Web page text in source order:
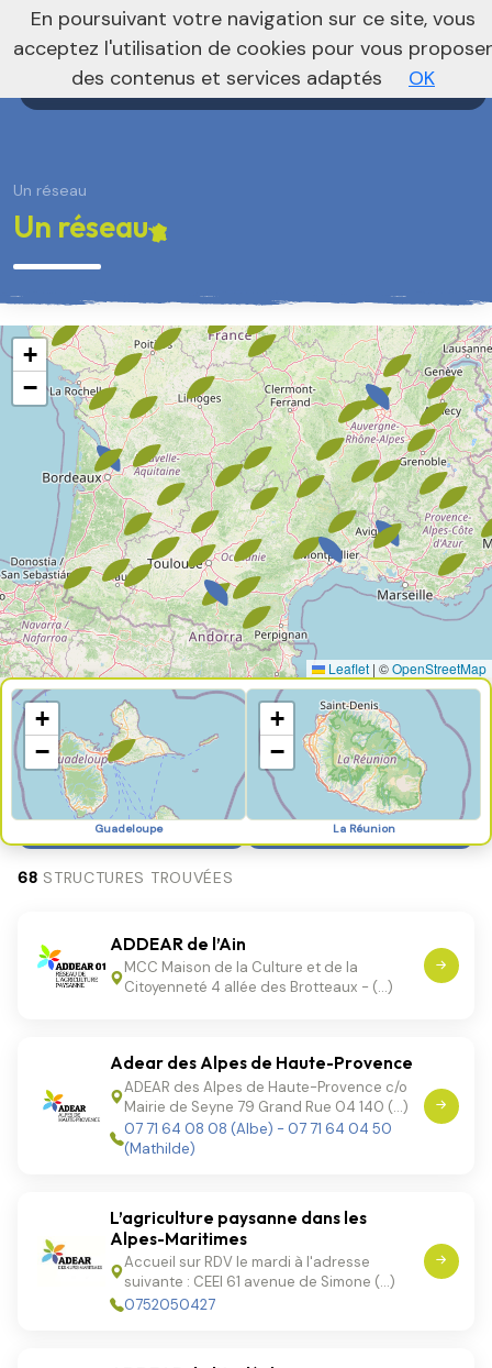
AgendaAnnoncesActualités
nivo_2026: 1
Un réseau
Un réseau
+
−
Leaflet | ©OpenStreetMap
+
−
Guadeloupe
+
−
La Réunion
Structures
régionales
Structures
départementales
Sélectionner ma région Sélectionner un
68 STRUCTURES TROUVÉES
ADDEAR de l’Ain
MCC Maison de la Culture et de la
Citoyenneté 4 allée des Brotteaux - (…)
Adear des Alpes de Haute-Provence
ADEAR des Alpes de Haute-Provence c/o
Mairie de Seyne 79 Grand Rue 04 140 (…)
07 71 64 08 08 (Albe) - 07 71 64 04 50
(Mathilde)
L’agriculture paysanne dans les
Alpes-Maritimes
Accueil sur RDV le mardi à l'adresse
suivante : CEEI 61 avenue de Simone (…)
0752050427
En poursuivant votre navigation sur ce site, vous
acceptez l'utilisation de cookies pour vous proposer
des contenus et services adaptés
OK